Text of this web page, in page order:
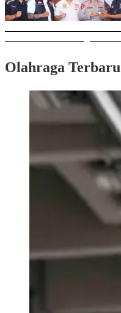
Olahraga Terbaru